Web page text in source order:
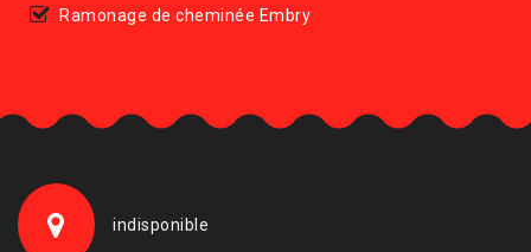
Ramonage de cheminée Embry
indisponible